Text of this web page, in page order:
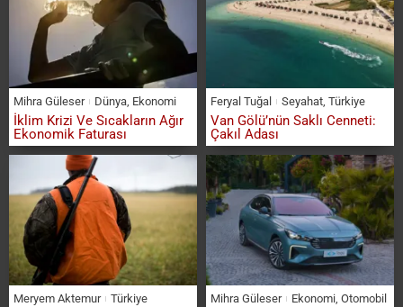
Mihra Güleser Dünya, Ekonomi
İklim Krizi Ve Sıcakların Ağır
Ekonomik Faturası
Feryal Tuğal Seyahat, Türkiye
Van Gölü’nün Saklı Cenneti:
Çakıl Adası
Meryem Aktemur Türkiye Mihra Güleser Ekonomi, Otomobil